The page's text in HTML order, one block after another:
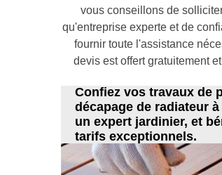
vous conseillons de
qu'entreprise experte et de
fournir toute l'assistance
devis est offert gratuitement
Confiez vos travaux de
décapage de radiateur
un expert jardinier, et
tarifs exceptionnels.